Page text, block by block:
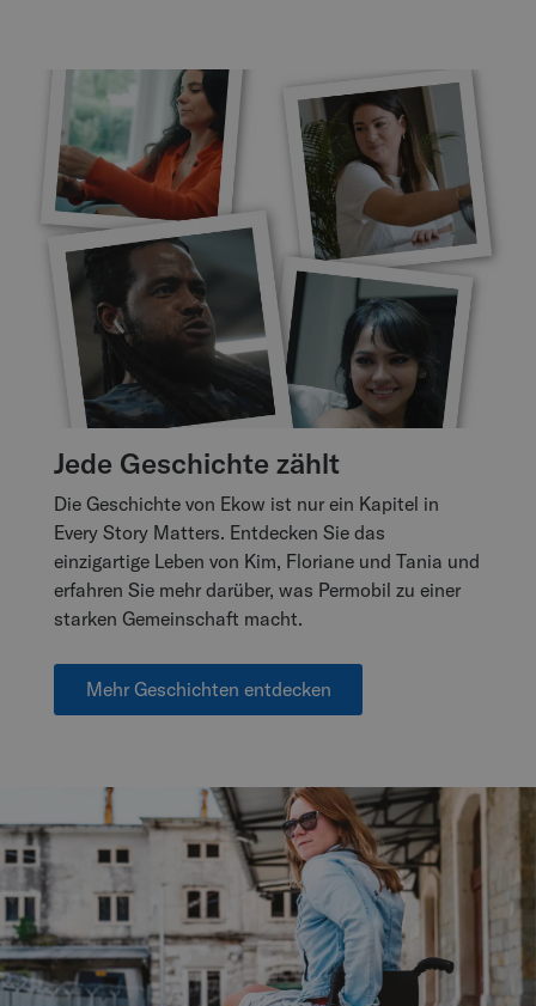
Jede Geschichte zählt
Die Geschichte von Ekow ist nur ein Kapitel in
Every Story Matters. Entdecken Sie das
einzigartige Leben von Kim, Floriane und Tania und
erfahren Sie mehr darüber, was Permobil zu einer
starken Gemeinschaft macht.
Mehr Geschichten entdecken